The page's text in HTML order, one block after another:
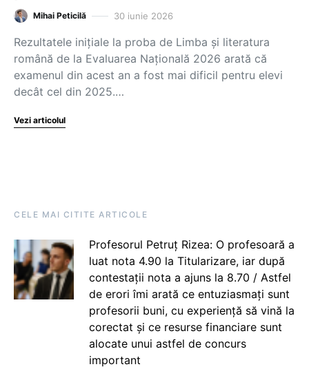
Mihai Peticilă 30 iunie 2026
Rezultatele inițiale la proba de Limba și literatura
română de la Evaluarea Națională 2026 arată că
examenul din acest an a fost mai dificil pentru elevi
decât cel din 2025.…
Vezi articolul
CELE MAI CITITE ARTICOLE
Profesorul Petruț Rizea: O profesoară a
luat nota 4.90 la Titularizare, iar după
contestații nota a ajuns la 8.70 / Astfel
de erori îmi arată ce entuziasmați sunt
profesorii buni, cu experiență să vină la
corectat și ce resurse financiare sunt
alocate unui astfel de concurs
important